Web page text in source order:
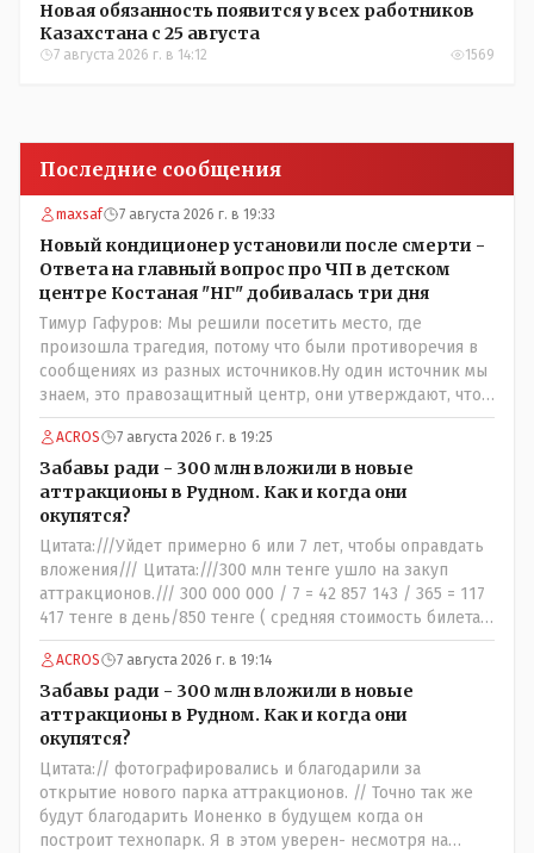
Новая обязанность появится у всех работников
Казахстана с 25 августа
7 августа 2026 г. в 14:12 1569
Последние сообщения
maxsaf 7 августа 2026 г. в 19:33
Новый кондиционер установили после смерти -
Ответа на главный вопрос про ЧП в детском
центре Костаная "НГ" добивалась три дня
Тимур Гафуров: Мы решили посетить место, где
произошла трагедия, потому что были противоречия в
сообщениях из разных источников.Ну один источник мы
знаем, это правозащитный центр, они утверждают, что
ничего толком не работало на момент трагедии. А кто
второй источник, с противоречивой информацией? Кто
до вашей поездки утверждал, что там все ОК, не жарко,
и всё работает как надо?
ACROS 7 августа 2026 г. в 19:25
Забавы ради - 300 млн вложили в новые
аттракционы в Рудном. Как и когда они
окупятся?
Цитата:///Уйдет примерно 6 или 7 лет, чтобы оправдать
вложения/// Цитата:///300 млн тенге ушло на закуп
аттракционов./// 300 000 000 / 7 = 42 857 143 / 365 = 117
417 тенге в день/850 тенге ( средняя стоимость билета)
- 138 человек в день - такая должна быть средняя
минимальная ежедневная посещаемость этих
атракционов и только лишь для того что бы "отбить"
стоимость оборудования, прибавьте сюда ещё :-
зарплата персонала, налоги, амортизация оборудования,
его техобслуживание, покупка запчастей,
электроэнергия, накладные и другие непредвиденные
расходы. И это не отнимая морозные дни, непогоду и
прочие нерабочие дни.
ACROS 7 августа 2026 г. в 19:14
Забавы ради - 300 млн вложили в новые
аттракционы в Рудном. Как и когда они
окупятся?
Цитата:// фотографировались и благодарили за
открытие нового парка аттракционов. // Точно так же
будут благодарить Ионенко в будущем когда он
построит технопарк. Я в этом уверен- несмотря на